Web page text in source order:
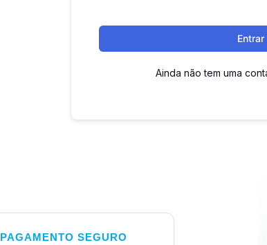
Entrar
Ainda não tem uma
PAGAMENTO SEGURO